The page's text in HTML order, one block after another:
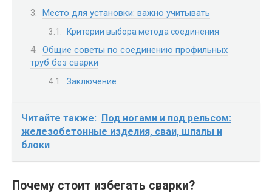
Место для установки: важно учитывать
Критерии выбора метода соединения
Общие советы по соединению профильных
труб без сварки
Заключение
Читайте также: Под ногами и под рельсом:
железобетонные изделия, сваи, шпалы и
блоки
Почему стоит избегать сварки?